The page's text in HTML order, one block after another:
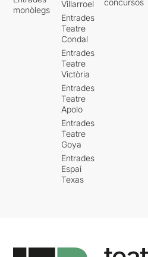
monòlegs
Villarroel
Entrades
Teatre
Condal
Entrades
Teatre
Victòria
Entrades
Teatre
Apolo
Entrades
Teatre
Goya
Entrades
Espai
Texas